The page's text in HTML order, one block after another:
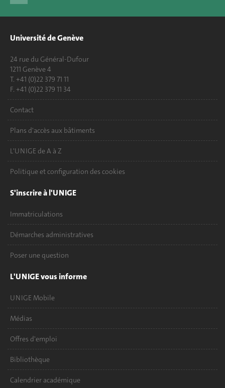
Université de Genève
24 rue du Général-Dufour
1211 Genève 4
T. +41 (0)22 379 71 11
F. +41 (0)22 379 11 34
Contact
Plans d'accès aux bâtiments
L'UNIGE de A à Z
Politique et configuration des cookies
S'inscrire à l'UNIGE
Immatriculations
Démarches administratives
Poser une question
L'UNIGE vous informe
UNIGE Mobile
Médias
Offres d'emploi
Bibliothèque
Calendrier académique